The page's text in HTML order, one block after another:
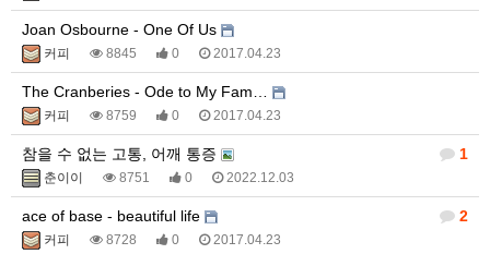
Joan Osbourne - One Of Us
커피 8845 0 2017.04.23
The Cranberies - Ode to My Fam…
커피 8759 0 2017.04.23
1
참을 수 없는 고통, 어깨 통증
춘이이 8751 0 2022.12.03
2
ace of base - beautiful life
커피 8728 0 2017.04.23